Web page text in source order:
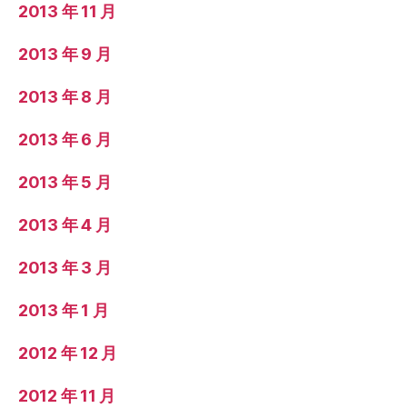
2013 年 11 月
2013 年 9 月
2013 年 8 月
2013 年 6 月
2013 年 5 月
2013 年 4 月
2013 年 3 月
2013 年 1 月
2012 年 12 月
2012 年 11 月